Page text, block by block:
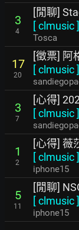
3
4
[閒聊]
[clmusic]
Tosca
17
20
[徵票] 阿
[clmusic]
3
7
[心得]
[clmusic]
1
2
[心得] 薇
[clmusic]
iphone15
5
11
[閒聊]
[clmusic]
iphone15